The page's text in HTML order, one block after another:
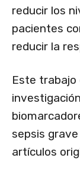
reducir los
pacientes
reducir la
Este
sepsis
artículos